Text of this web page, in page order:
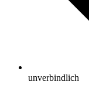
unverbindlich